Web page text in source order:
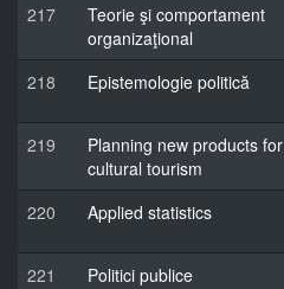
217
Teorie şi comportament
organizaţional
218 Epistemologie politică
219
Planning new products for
cultural tourism
220 Applied statistics
221 Politici publice